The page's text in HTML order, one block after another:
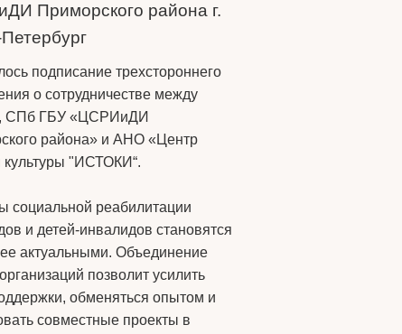
Приморского района г.
подписание трехстороннего
о сотрудничестве между
СПб ГБУ «ЦСРИиДИ
района» и АНО «Центр
культуры "ИСТОКИ“.
социальной реабилитации
и детей‑инвалидов становятся
актуальными. Объединение
позволит усилить
обменяться опытом и
совместные проекты в